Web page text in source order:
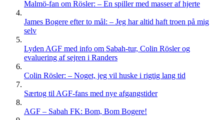
Malmö-fan om Rösler: – En spiller med masser af hjerte
James Bogere efter to mål: – Jeg har altid haft troen på mig
selv
Lyden AGF med info om Sabah-tur, Colin Rösler og
evaluering af sejren i Randers
Colin Rösler: – Noget, jeg vil huske i rigtig lang tid
Særtog til AGF-fans med nye afgangstider
AGF – Sabah FK: Bom, Bom Bogere!